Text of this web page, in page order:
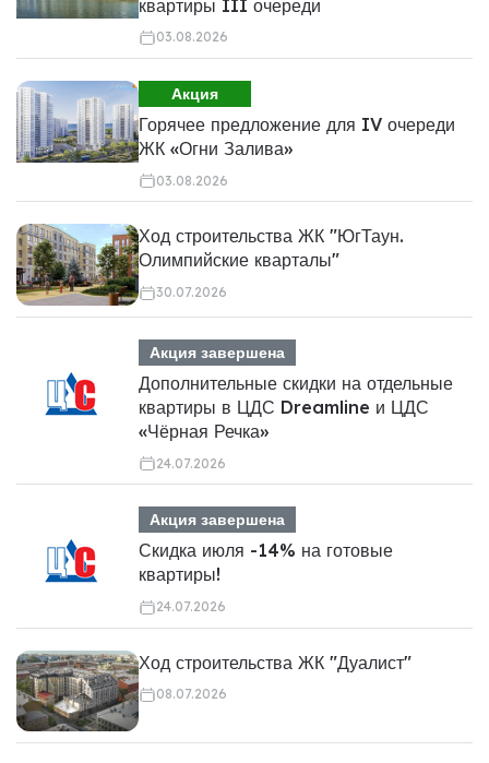
квартиры III очереди
03.08.2026
Акция
Горячее предложение для IV очереди
ЖК «Огни Залива»
03.08.2026
Ход строительства ЖК "ЮгТаун.
Олимпийские кварталы"
30.07.2026
Акция завершена
Дополнительные скидки на отдельные
квартиры в ЦДС Dreamline и ЦДС
«Чёрная Речка»
24.07.2026
Акция завершена
Скидка июля -14% на готовые
квартиры!
24.07.2026
Ход строительства ЖК "Дуалист"
08.07.2026